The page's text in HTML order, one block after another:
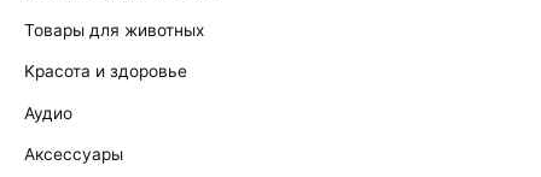
Товары для животных
Kрасота и здоровье
Аудио
Аксессуары